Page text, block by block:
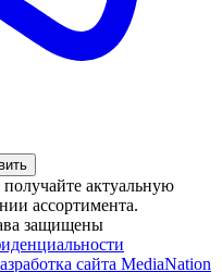
актуальную
ассортимента.
защищены